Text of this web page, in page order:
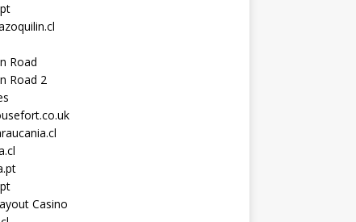
Road
Road 2
Casino